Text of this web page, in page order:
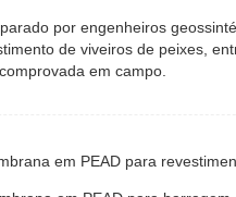
por engenheiros
de viveiros de peixes,
em campo.
em PEAD para